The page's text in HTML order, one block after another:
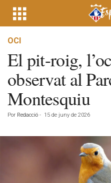
OCI
El pit-roig,
observat al
Montesquiu
Por Redacció - 15 de juny de 2026